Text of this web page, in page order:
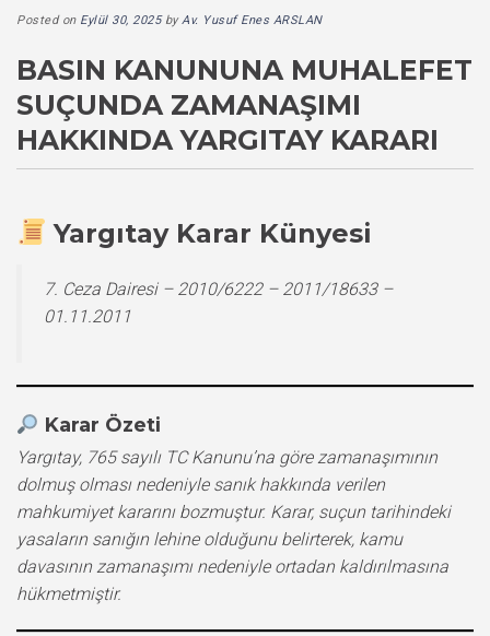
Posted on Eylül 30, 2025byAv. Yusuf Enes ARSLAN
BASIN KANUNUNA MUHALEFET
SUÇUNDA ZAMANAŞIMI
HAKKINDA YARGITAY KARARI
Yargıtay Karar Künyesi
7. Ceza Dairesi – 2010/6222 – 2011/18633 –
01.11.2011
Karar Özeti
Yargıtay, 765 sayılı TC Kanunu’na göre zamanaşımının
dolmuş olması nedeniyle sanık hakkında verilen
mahkumiyet kararını bozmuştur. Karar, suçun tarihindeki
yasaların sanığın lehine olduğunu belirterek, kamu
davasının zamanaşımı nedeniyle ortadan kaldırılmasına
hükmetmiştir.